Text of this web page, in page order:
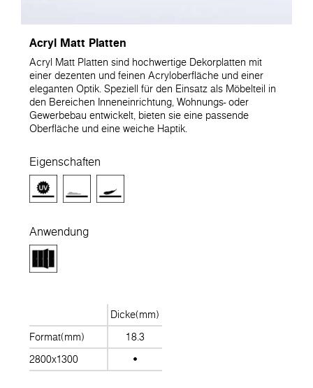
Acryl Matt Platten
Acryl Matt Platten sind hochwertige Dekorplatten mit
einer dezenten und feinen Acryloberfläche und einer
eleganten Optik. Speziell für den Einsatz als Möbelteil in
den Bereichen Inneneinrichtung, Wohnungs- oder
Gewerbebau entwickelt, bieten sie eine passende
Oberfläche und eine weiche Haptik.
Eigenschaften
Anwendung
Dicke(mm)
Format(mm)
18.3
2800x1300